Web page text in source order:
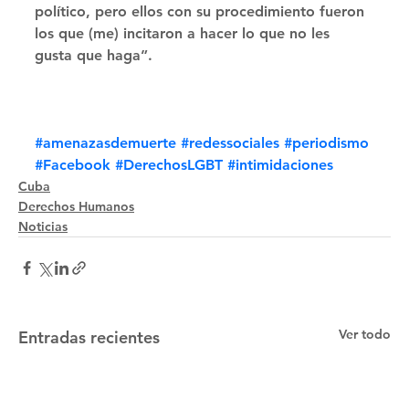
político, pero ellos con su procedimiento fueron
los que (me) incitaron a hacer lo que no les
gusta que haga”.
#amenazasdemuerte #redessociales #periodismo
#Facebook #DerechosLGBT #intimidaciones
Cuba
Derechos Humanos
Noticias
Entradas recientes Ver todo